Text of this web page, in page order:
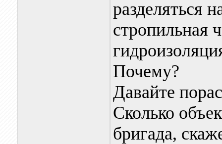
разделяться
стропильная
Почему?
Давайте
Сколько
бригада,